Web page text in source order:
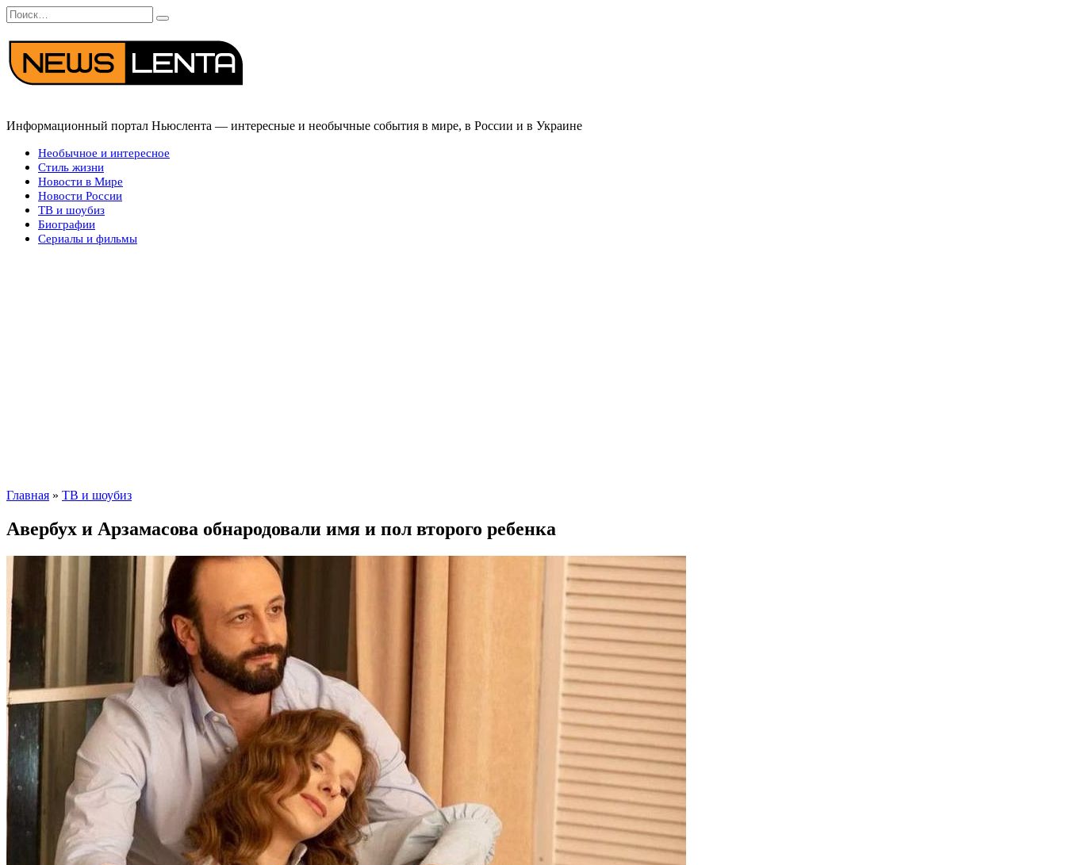
Перейти
к
содержанию
Search
for:
Информационный портал Ньюслента — интересные и необычные события в мире, в России и в Украине
Необычное и интересное
Стиль жизни
Новости в Мире
Новости России
ТВ и шоубиз
Биографии
Сериалы и фильмы
Главная » ТВ и шоубиз
Авербух и Арзамасова обнародовали имя и пол второго ребенка